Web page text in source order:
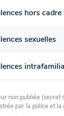
hors
sexuelles
non publiée (secret
par la police et